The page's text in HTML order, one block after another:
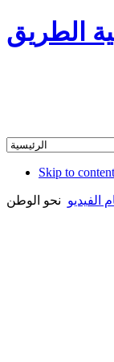
الطريق
Skip to content
الفيديو نحو الوطن